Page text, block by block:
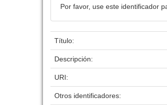
Por favor, use este identificador
Título:
Descripción:
URI:
Otros identificadores: